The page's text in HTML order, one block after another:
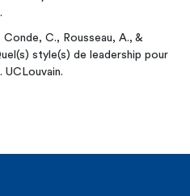
C., Rousseau, A., &
style(s) de leadership pour
UCLouvain.